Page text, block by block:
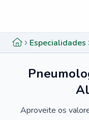
Especialidades
Aproveite os